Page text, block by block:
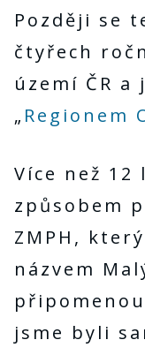
Později se
čtyřech
území ČR a
„ Regionem
Více než 12
způsobem
ZMPH,
názvem
jsme byli